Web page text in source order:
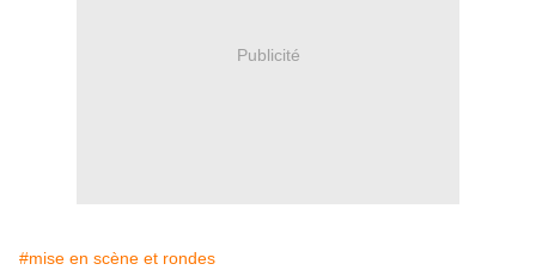
Publicité
#mise en scène et rondes